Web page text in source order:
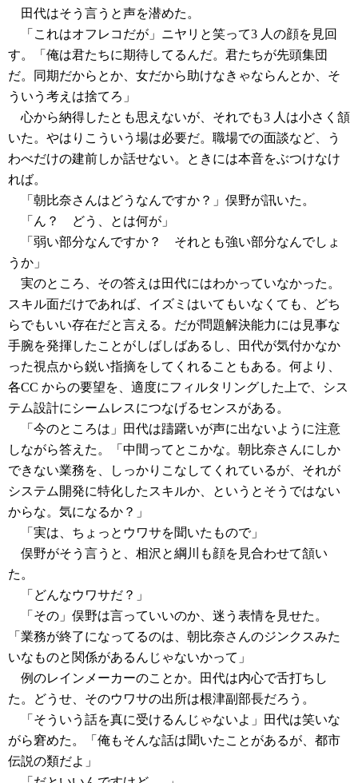
田代はそう言うと声を潜めた。
「これはオフレコだが」ニヤリと笑って3 人の顔を見回
す。「俺は君たちに期待してるんだ。君たちが先頭集団
だ。同期だからとか、女だから助けなきゃならんとか、そ
ういう考えは捨てろ」
心から納得したとも思えないが、それでも3 人は小さく頷
いた。やはりこういう場は必要だ。職場での面談など、う
わべだけの建前しか話せない。ときには本音をぶつけなけ
れば。
「朝比奈さんはどうなんですか？」俣野が訊いた。
「ん？ どう、とは何が」
「弱い部分なんですか？ それとも強い部分なんでしょ
うか」
実のところ、その答えは田代にはわかっていなかった。
スキル面だけであれば、イズミはいてもいなくても、どち
らでもいい存在だと言える。だが問題解決能力には見事な
手腕を発揮したことがしばしばあるし、田代が気付かなか
った視点から鋭い指摘をしてくれることもある。何より、
各CC からの要望を、適度にフィルタリングした上で、シス
テム設計にシームレスにつなげるセンスがある。
「今のところは」田代は躊躇いが声に出ないように注意
しながら答えた。「中間ってとこかな。朝比奈さんにしか
できない業務を、しっかりこなしてくれているが、それが
システム開発に特化したスキルか、というとそうではない
からな。気になるか？」
「実は、ちょっとウワサを聞いたもので」
俣野がそう言うと、相沢と綱川も顔を見合わせて頷い
た。
「どんなウワサだ？」
「その」俣野は言っていいのか、迷う表情を見せた。
「業務が終了になってるのは、朝比奈さんのジンクスみた
いなものと関係があるんじゃないかって」
例のレインメーカーのことか。田代は内心で舌打ちし
た。どうせ、そのウワサの出所は根津副部長だろう。
「そういう話を真に受けるんじゃないよ」田代は笑いな
がら窘めた。「俺もそんな話は聞いたことがあるが、都市
伝説の類だよ」